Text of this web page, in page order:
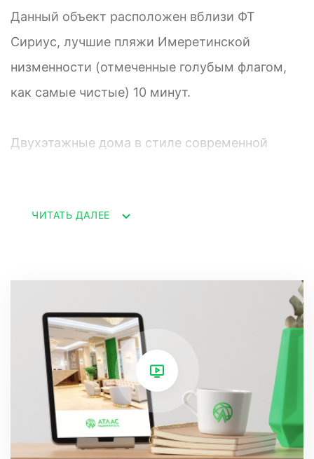
Данный объект расположен вблизи ФТ
Сириус, лучшие пляжи Имеретинской
низменности (отмеченные голубым флагом,
как самые чистые) 10 минут.
Двухэтажные дома в стиле современной
из 13 отдельностоящих домов на закрытой
с учетом мансарды), земельные участки от 4
до 8 соток.
Открытые террасы, собственный
подогреваемый бассейн, ландшафтное
озеленение.
Предчистовая отделка, КПП, круглосуточное
наблюдение.
ЧИТАТЬ ДАЛЕЕ